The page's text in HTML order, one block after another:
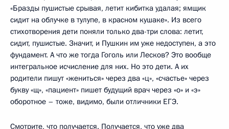
«Бразды пушистые срывая, летит кибитка удалая; ямщик
сидит на облучке в тулупе, в красном кушаке». Из всего
стихотворения дети поняли только два-три слова: летит,
сидит, пушистые. Значит, и Пушкин им уже недоступен, а это
фундамент. А что же тогда Гоголь или Лесков? Это вообще
интегральное исчисление для них. Но это дети. А их
родители пишут «жениться» через два «ц», «счастье» через
букву «щ», «пациент» пишет будущий врач через «о» и «э»
оборотное – тоже, видимо, были отличники ЕГЭ.
Смотрите, что получается. Получается, что уже два